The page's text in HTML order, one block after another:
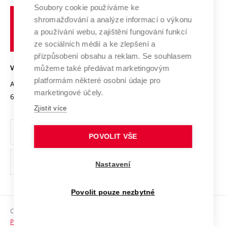
Výzkumné infrastruktury
Transfer znalostí
Open Science
Projekty
Projekty ze strukturálních fondů
Specifický výzkum
Spolupráce se školami
Služby univerzity
Mezinárodní dohody
Univerzitní sítě
Profil univerzity
Udržitelná univerzita
Podnikavá univerzita / ContriBUTe
Bezpečná univerzita
Vyznamenání
Organizační struktura
Ochrana osobních údajů
odkaz)
Sociální bezpečí
učení
technické
VYSOKÉ UČENÍ TECHNICKÉ V BRNĚ
Antonínská 548/1
602 00 Brno
www.vut.cz
vut@vutbr.cz
Copyright © 2026 VUT
Prohlášení o přístupnosti
Soubory cookie používáme ke
shromažďování a analýze informací o výkonu
a používání webu, zajištění fungování funkcí
ze sociálních médií a ke zlepšení a
přizpůsobení obsahu a reklam. Se souhlasem
můžeme také předávat marketingovým
platformám některé osobní údaje pro
marketingové účely.
Zjistit více
POVOLIT VŠE
Nastavení
Povolit pouze nezbytné